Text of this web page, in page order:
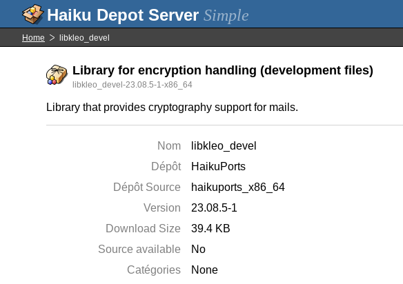
Simple
Home libkleo_devel
Library for encryption handling (development files)
libkleo_devel-23.08.5-1-x86_64
Library that provides cryptography support for mails.
Nom
libkleo_devel
Dépôt
HaikuPorts
Dépôt Source
haikuports_x86_64
Version
23.08.5-1
Download Size
39.4 KB
Source available
No
Catégories
None